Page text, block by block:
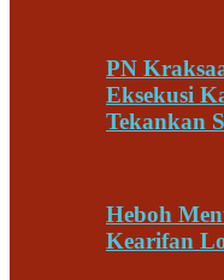
PN
Eksekusi
Tekankan
Heboh
Kearifan